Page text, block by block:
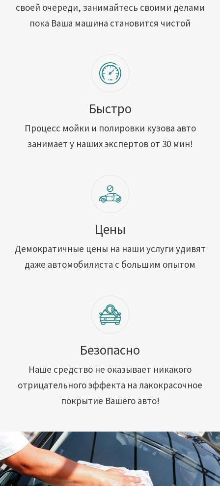
своей очереди, занимайтесь своими делами
пока Ваша машина становится чистой
Быстро
Процесс мойки и полировки кузова авто
занимает у наших экспертов от 30 мин!
Цены
Демократичные цены на наши услуги удивят
даже автомобилиста с большим опытом
Безопасно
Наше средство не оказывает никакого
отрицательного эффекта на лакокрасочное
покрытие Вашего авто!